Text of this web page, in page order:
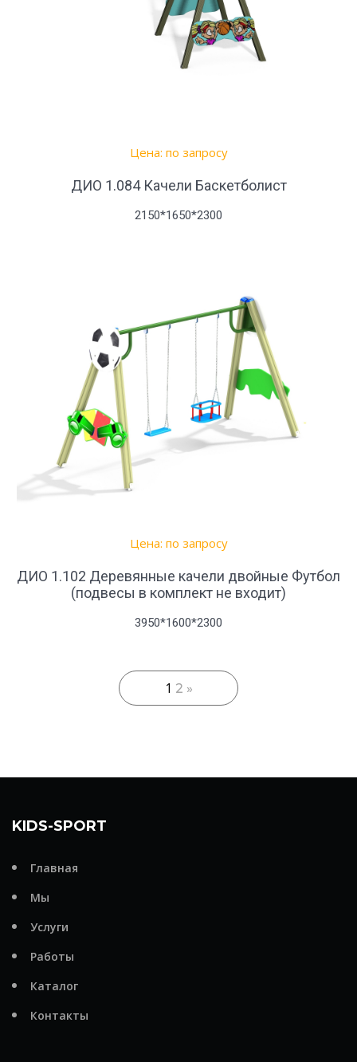
Цена: по запросу
ДИО 1.084 Качели Баскетболист
2150*1650*2300
Цена: по запросу
ДИО 1.102 Деревянные качели двойные Футбол
(подвесы в комплект не входит)
3950*1600*2300
1 2 »
KIDS-SPORT
Главная
Мы
Услуги
Работы
Каталог
Контакты